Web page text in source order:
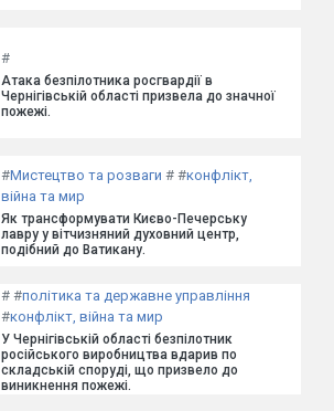
#
Атака безпілотника росгвардії в
Чернігівській області призвела до значної
пожежі.
#Мистецтво та розваги # #конфлікт,
війна та мир
Як трансформувати Києво-Печерську
лавру у вітчизняний духовний центр,
подібний до Ватикану.
# #політика та державне управління
#конфлікт, війна та мир
У Чернігівській області безпілотник
російського виробництва вдарив по
складській споруді, що призвело до
виникнення пожежі.